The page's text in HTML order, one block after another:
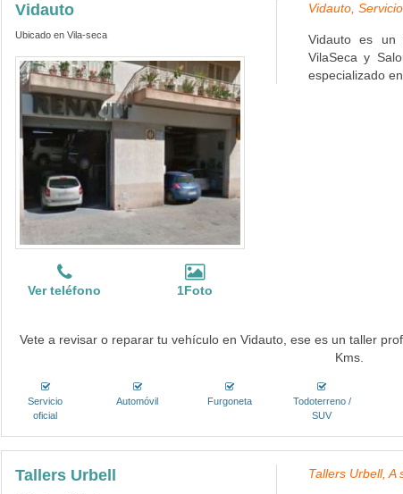
Vidauto
Ubicado en Vila-seca
Ver teléfono 1Foto
Vidauto,
Vidauto es un
VilaSeca y
especializado
Vete a revisar o reparar tu vehículo en Vidauto, ese es un taller
Kms.
Servicio
oficial
Automóvil Furgoneta
Todoterreno /
SUV
Tallers Urbell Tallers Urbell, A